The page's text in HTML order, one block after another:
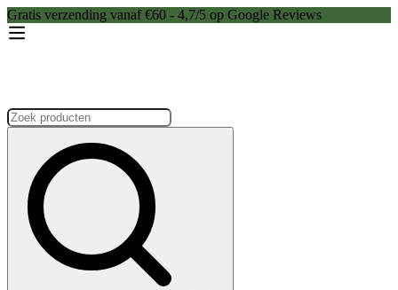
Gratis verzending vanaf €60 - 4,7/5 op Google Reviews
Zoeken: